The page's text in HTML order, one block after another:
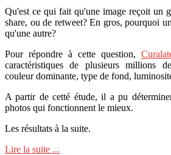
Qu'est ce qui fait qu'une image reçoit un
share, ou de retweet? En gros, pourquoi
qu'une autre?
Pour répondre à cette question,
caractéristiques de plusieurs millions
couleur dominante, type de fond,
A partir de cetté étude, il a pu
photos qui fonctionnent le mieux.
Les résultats à la suite.
Lire la suite ...